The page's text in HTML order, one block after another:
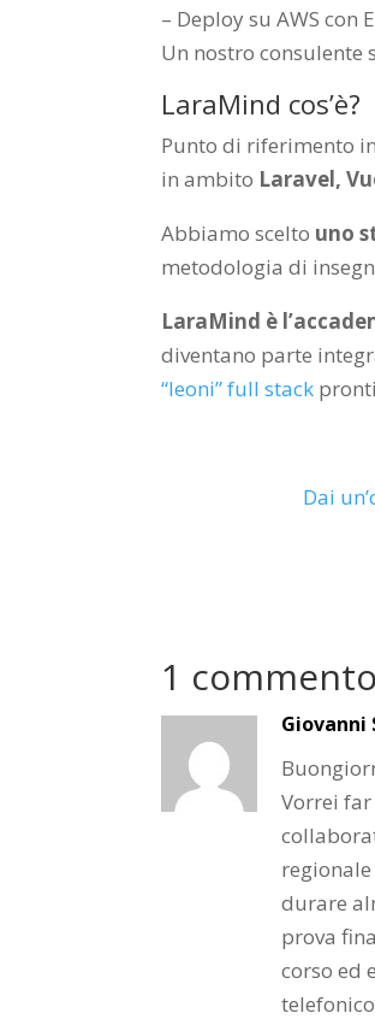
– Deploy su AWS con
Un nostro
LaraMind cos’è?
Punto di riferimento
in ambito Laravel,
Abbiamo scelto uno
metodologia di
LaraMind è
diventano parte
“leoni” full stack
Dai
1 commento
Giovanni
Vorrei far
durare
prova
corso ed